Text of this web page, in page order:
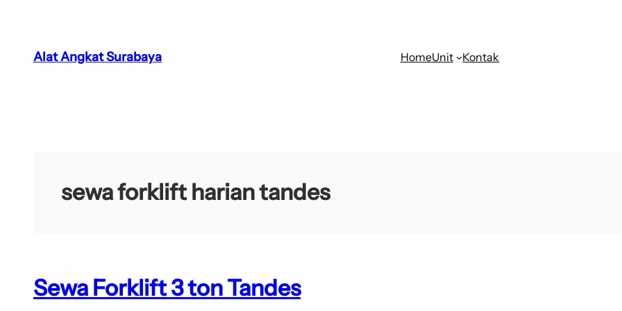
kontenAlat Angkat Surabaya HomeUnit Kontak
sewa forklift harian tandes
Sewa Forklift 3 ton Tandes